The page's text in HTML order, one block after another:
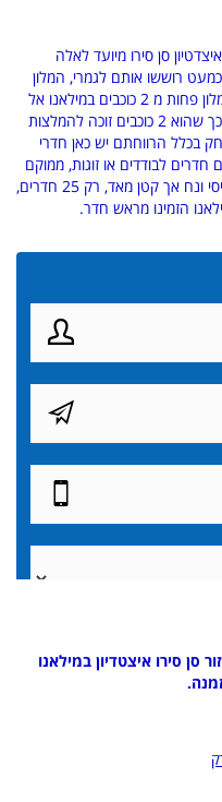
סן סירו מיועד לאלה
רוששו אותם לגמרי, המלון
סטנדרטי ופשוט מאד ומדורג שני כוכבים, במלון פחות מ 2 כוכבים במילאנו אל
תלונו בכלל, אך מלון זה בסה"כ בהתחשב בכך שהוא 2 כוכבים זוכה להמלצות
בכלל הרווחתם יש כאן חדרי
לבודדים או זוגות, ממוקם
12 דקות הליכה מהאיצטדיון, פתון לינה בסיסי ונח אך קטן מאד, רק 25 חדרים,
הזמינו מראש חדר.
סן סירו איצטדיון במילאנו